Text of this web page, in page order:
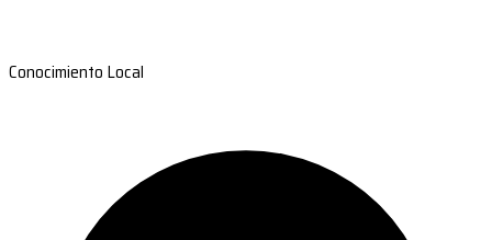
Conocimiento Local